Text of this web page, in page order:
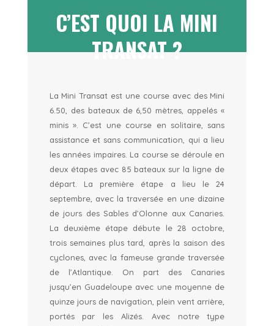
C’EST QUOI LA MINI
TRANSAT ?
La Mini Transat est une course avec des Mini
6.50, des bateaux de 6,50 mètres, appelés «
minis ». C’est une course en solitaire, sans
assistance et sans communication, qui a lieu
les années impaires. La course se déroule en
deux étapes avec 85 bateaux sur la ligne de
départ. La première étape a lieu le 24
septembre, avec la traversée en une dizaine
de jours des Sables d’Olonne aux Canaries.
La deuxième étape débute le 28 octobre,
trois semaines plus tard, après la saison des
cyclones, avec la fameuse grande traversée
de l’Atlantique. On part des Canaries
jusqu’en Guadeloupe avec une moyenne de
quinze jours de navigation, plein vent arrière,
portés par les Alizés. Avec notre type